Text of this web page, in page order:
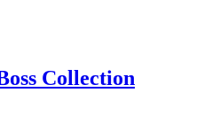
Collection